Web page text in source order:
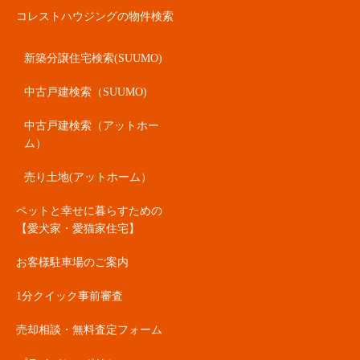
コレストハウジングの物件検索
新築分譲住宅検索(SUUMO)
中古戸建検索（SUUMO)
中古戸建検索（アットホー
ム）
売り土地(アットホーム）
ペットと幸せに暮らすための
【愛犬家・愛猫家住宅】
お客様駐車場のご案内
1分クイック事前審査
売却相談・無料査定フォーム